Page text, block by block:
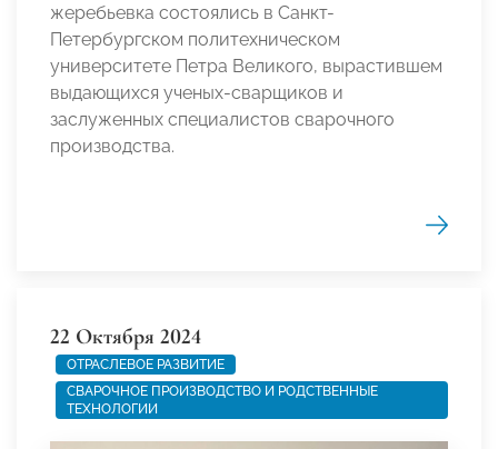
жеребьевка состоялись в Санкт-
Петербургском политехническом
университете Петра Великого, вырастившем
выдающихся ученых-сварщиков и
заслуженных специалистов сварочного
производства.
22 Октября 2024
ОТРАСЛЕВОЕ РАЗВИТИЕ
СВАРОЧНОЕ ПРОИЗВОДСТВО И РОДСТВЕННЫЕ
ТЕХНОЛОГИИ